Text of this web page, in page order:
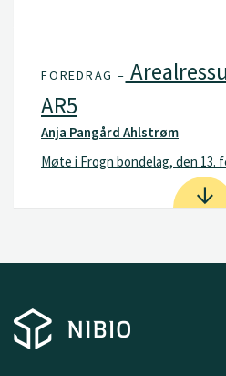
FOREDRAG –
AR5
Anja Pangård Ahlstrøm
Møte i Frogn bondelag, den 13.